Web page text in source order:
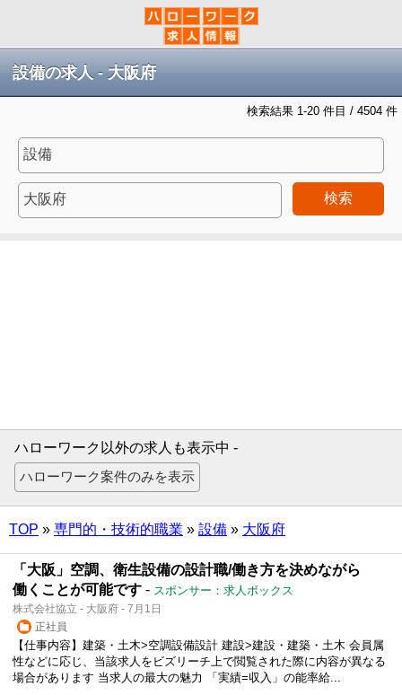
設備の求人 - 大阪府
検索結果 1-20 件目 / 4504 件
検索
ハローワーク以外の求人も表示中 -
TOP » 専門的・技術的職業 » 設備 » 大阪府
「大阪」空調、衛生設備の設計職/働き方を決めながら
働くことが可能です - スポンサー：求人ボックス
株式会社協立 - 大阪府 - 7月1日
正社員
【仕事内容】建築・土木>空調設備設計 建設>建設・建築・土木 会員属
性などに応じ、当該求人をビズリーチ上で閲覧された際に内容が異なる
場合があります 当求人の最大の魅力 「実績=収入」の能率給...